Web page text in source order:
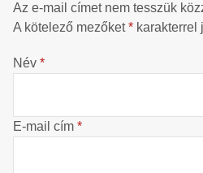
Az e-mail címet nem tesszük
A kötelező mezőket* karakterrel
Név *
E-mail cím *